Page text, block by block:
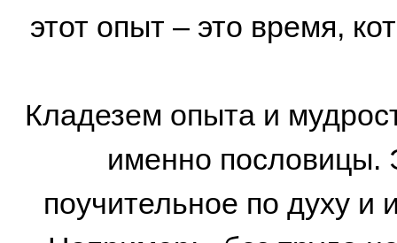
этот опыт – это время,
Кладезем опыта и
именно пословицы.
поучительное по духу